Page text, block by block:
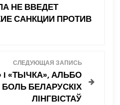
НЕ ВВЕДЕТ
САНКЦИИ ПРОТИВ
СЛЕДУЮЩАЯ ЗАПИСЬ
I «ТЫЧКА», АЛЬБО
БЕЛАРУСКІХ
ЛІНГВІСТАЎ